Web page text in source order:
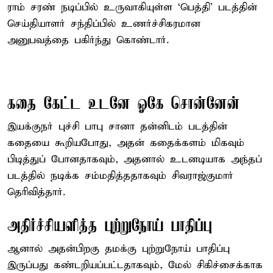
ராம் சரண் நடிப்பில் உருவாகியுள்ள ‘பெத்தி’ படத்தின்
செய்தியாளர் சந்திப்பில் உணர்ச்சிகரமான
அனுபவத்தை பகிர்ந்து கொண்டார்.
கதை கேட்ட உடனே ஓகே சொன்னேன்
இயக்குநர் புச்சி பாபு சானா தன்னிடம் படத்தின்
கதையை கூறியபோது, அதன் கதைக்களம் மிகவும்
பிடித்துப் போனதாகவும், அதனால் உடனடியாக அந்தப்
படத்தில் நடிக்க சம்மதித்ததாகவும் சிவராஜ்குமார்
தெரிவித்தார்.
அதிர்ச்சியளித்த புற்றுநோய் பாதிப்பு
ஆனால் அதன்பிறகு தமக்கு புற்றுநோய் பாதிப்பு
இருப்பது கண்டறியப்பட்டதாகவும், மேல் சிகிச்சைக்காக